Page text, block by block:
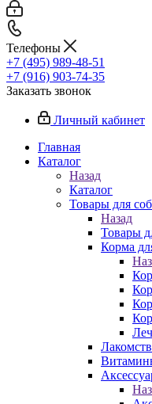
Телефоны
+7 (495) 989-48-51
+7 (916) 903-74-35
Заказать звонок
Личный кабинет
Главная
Каталог
Назад
Каталог
Товары для
Назад
Товары
Корма